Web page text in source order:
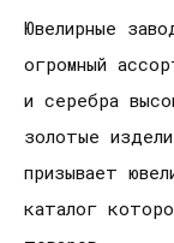
Ювелирные
огромный
и серебра
золотые
призывает
каталог